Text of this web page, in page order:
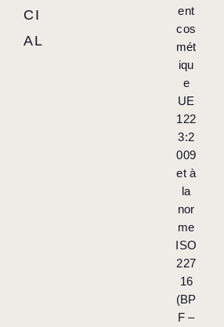
CI
AL
ent
cos
mét
iqu
e
UE
122
3:2
009
et à
la
nor
me
ISO
227
16
(BP
F –